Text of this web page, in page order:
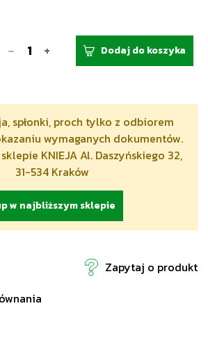
- + Dodaj do koszyka
spłonki, proch tylko z odbiorem
wymaganych dokumentów.
KNIEJA Al. Daszyńskiego 32,
31-534 Kraków
w najbliższym sklepie
Zapytaj o produkt